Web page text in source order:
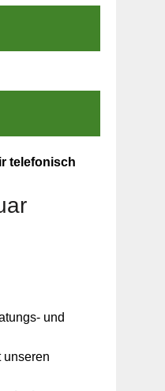
telefonisch
und
unseren